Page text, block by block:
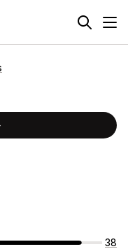
38